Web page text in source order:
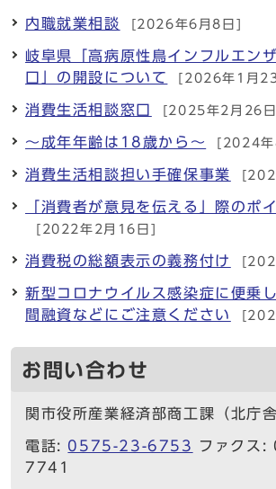
内職就業相談 [2026年6月8日]
岐阜県「高病原性鳥インフルエン
口」の開設について
[2026年1月
消費生活相談窓口 [2025年2月26日
～成年年齢は18歳から～ [2024
消費生活相談担い手確保事業
「消費者が意見を伝える」際のポ
[2022年2月16日]
消費税の総額表示の義務付け
新型コロナウイルス感染症に便乗
間融資などにご注意ください
お問い合わせ
関市役所産業経済部商工課（北庁
電話: 0575-23-6753
ファクス
7741